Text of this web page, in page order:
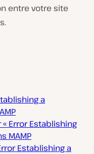
entre votre site
a
Error Establishing
MAMP
Establishing a